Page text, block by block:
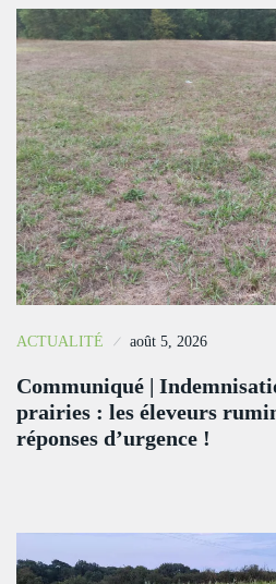
ACTUALITÉ août 5, 2026
Communiqué |
prairies : les éleveurs
réponses d’urgence !